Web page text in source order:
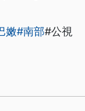
嫩#南部#公視